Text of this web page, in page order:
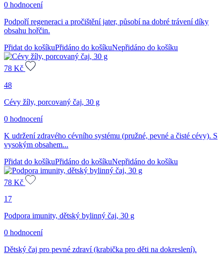
0 hodnocení
Podpoří regeneraci a pročištění jater, působí na dobré trávení díky
obsahu hořčin.
Přidat do košíkuPřidáno do košíkuNepřidáno do košíku
78 Kč
48
Cévy žíly, porcovaný čaj, 30 g
0 hodnocení
K udržení zdravého cévního systému (pružné, pevné a čisté cévy). S
vysokým obsahem...
Přidat do košíkuPřidáno do košíkuNepřidáno do košíku
78 Kč
17
Podpora imunity, dětský bylinný čaj, 30 g
0 hodnocení
Dětský čaj pro pevné zdraví (krabička pro děti na dokreslení).